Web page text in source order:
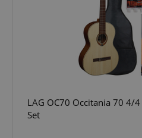
LAG OC70 Occitania 70 4/
Set